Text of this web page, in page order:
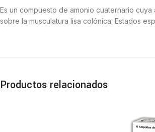
Es un compuesto de amonio cuaternario
sobre la musculatura lisa colónica. Estados
Productos relacionados